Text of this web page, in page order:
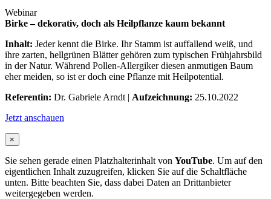
Webinar
Birke – dekorativ, doch als Heilpflanze kaum bekannt
Inhalt: Jeder kennt die Birke. Ihr Stamm ist auffallend weiß, und
ihre zarten, hellgrünen Blätter gehören zum typischen Frühjahrsbild
in der Natur. Während Pollen-Allergiker diesen anmutigen Baum
eher meiden, so ist er doch eine Pflanze mit Heilpotential.
Referentin: Dr. Gabriele Arndt | Aufzeichnung: 25.10.2022
Jetzt anschauen
×
Sie sehen gerade einen Platzhalterinhalt von YouTube. Um auf den
eigentlichen Inhalt zuzugreifen, klicken Sie auf die Schaltfläche
unten. Bitte beachten Sie, dass dabei Daten an Drittanbieter
weitergegeben werden.